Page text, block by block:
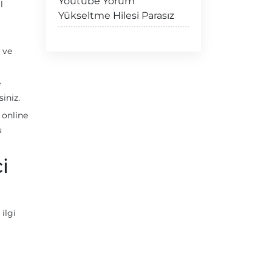
ve
online
ilgi
Yükseltme Hilesi Parasız